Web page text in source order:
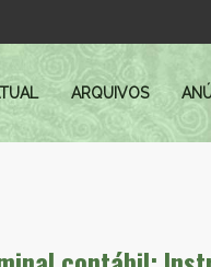
ARQUIVOS